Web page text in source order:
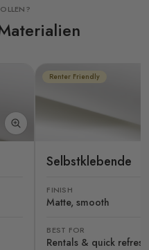
Renter Friendly
Selbstklebende
FINISH
Matte, smooth
BEST FOR
Rentals & quick